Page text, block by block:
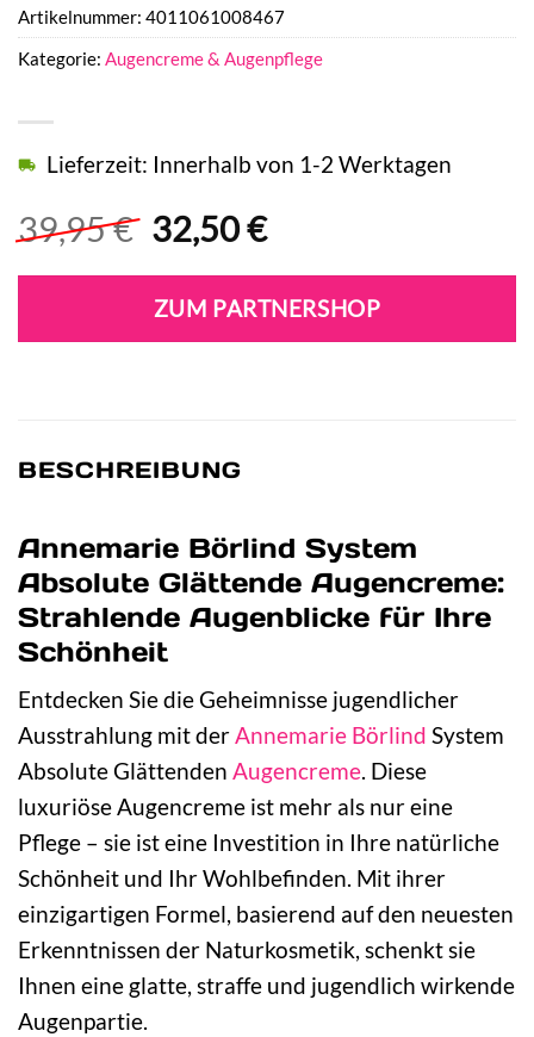
39,95€ Ursprünglicher
war:
39,95 €
32,50€Aktueller
ist:
32,50 €.
Lieferzeit: Innerhalb von 1-2 Werktagen
ZUM PARTNERSHOP
Artikelnummer: 4011061008467
Kategorie: Augencreme & Augenpflege
BESCHREIBUNG
Annemarie Börlind System
Absolute Glättende Augencreme:
Strahlende Augenblicke für Ihre
Schönheit
Entdecken Sie die Geheimnisse jugendlicher
Ausstrahlung mit derAnnemarie Börlind System
Absolute Glättenden Augencreme. Diese
luxuriöse Augencreme ist mehr als nur eine
Pflege – sie ist eine Investition in Ihre natürliche
Schönheit und Ihr Wohlbefinden. Mit ihrer
einzigartigen Formel, basierend auf den neuesten
Erkenntnissen der Naturkosmetik, schenkt sie
Ihnen eine glatte, straffe und jugendlich wirkende
Augenpartie.